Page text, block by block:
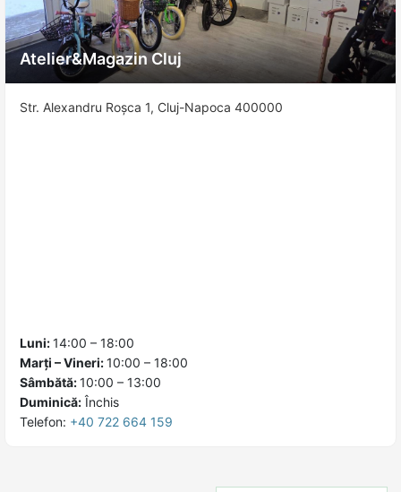
Atelier&Magazin Cluj
Str. Alexandru Roșca 1, Cluj-Napoca 400000
Luni:14:00 – 18:00
Marți – Vineri:10:00 – 18:00
Sâmbătă:10:00 – 13:00
Duminică: Închis
Telefon: +40 722 664 159